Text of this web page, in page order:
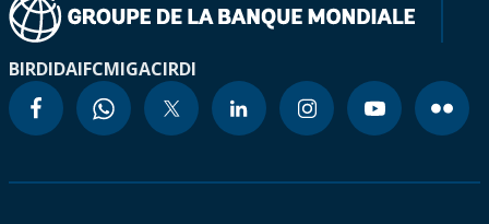
BIRDIDAIFCMIGACIRDI